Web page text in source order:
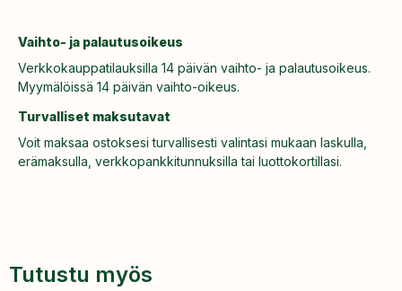
Vaihto- ja palautusoikeus
Verkkokauppatilauksilla 14 päivän vaihto- ja palautusoikeus.
Myymälöissä 14 päivän vaihto-oikeus.
Turvalliset maksutavat
Voit maksaa ostoksesi turvallisesti valintasi mukaan laskulla,
erämaksulla, verkkopankkitunnuksilla tai luottokortillasi.
Tutustu myös